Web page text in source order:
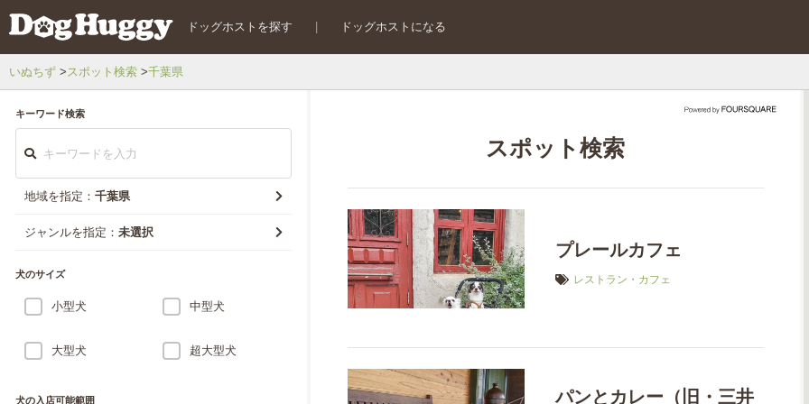
ドッグホストを探す ドッグホストになる
いぬちず スポット検索 千葉県
キーワード検索
地域を指定：千葉県
ジャンルを指定：未選択
犬のサイズ
小型犬 中型犬
大型犬 超大型犬
犬の入店可能範囲
スポット検索
プレールカフェ
レストラン・カフェ
パンとカレー（旧・三井